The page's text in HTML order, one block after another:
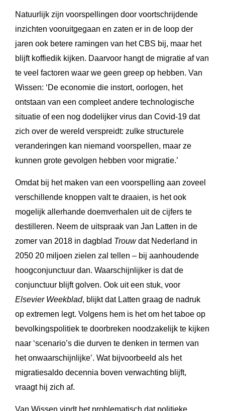
Natuurlijk zijn voorspellingen door voortschrijdende
inzichten vooruitgegaan en zaten er in de loop der
jaren ook betere ramingen van het CBS bij, maar het
blijft koffiedik kijken. Daarvoor hangt de migratie af van
te veel factoren waar we geen greep op hebben. Van
Wissen: ‘De economie die instort, oorlogen, het
ontstaan van een compleet andere technologische
situatie of een nog dodelijker virus dan Covid-19 dat
zich over de wereld verspreidt: zulke structurele
veranderingen kan niemand voorspellen, maar ze
kunnen grote gevolgen hebben voor migratie.’
Omdat bij het maken van een voorspelling aan zoveel
verschillende knoppen valt te draaien, is het ook
mogelijk allerhande doemverhalen uit de cijfers te
destilleren. Neem de uitspraak van Jan Latten in de
zomer van 2018 in dagblad Trouwdat Nederland in
2050 20 miljoen zielen zal tellen – bij aanhoudende
hoogconjunctuur dan. Waarschijnlijker is dat de
conjunctuur blijft golven. Ook uit een stuk, voor
Elsevier Weekblad, blijkt dat Latten graag de nadruk
op extremen legt. Volgens hem is het om het taboe op
bevolkingspolitiek te doorbreken noodzakelijk te kijken
naar ‘scenario’s die durven te denken in termen van
het onwaarschijnlijke’. Wat bijvoorbeeld als het
migratiesaldo decennia boven verwachting blijft,
vraagt hij zich af.